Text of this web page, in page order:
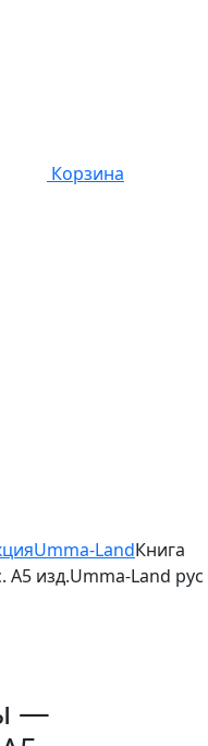
Корзина
Umma-LandКнига
изд.Umma-Land рус
—